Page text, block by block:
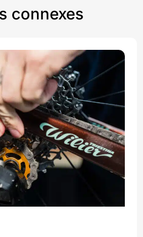
connexes